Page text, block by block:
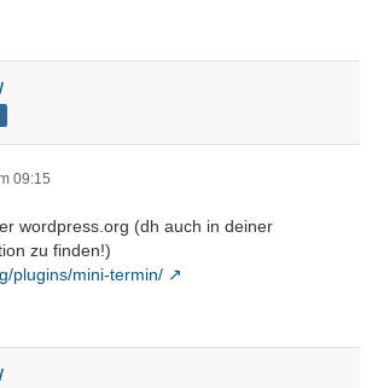
09:15
wordpress.org (dh auch in deiner
zu finden!)
plugins/mini-termin/